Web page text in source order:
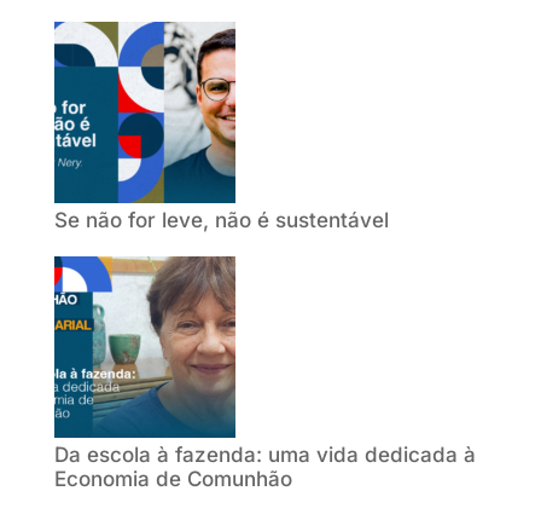
Se não for leve, não é sustentável
Da escola à fazenda: uma vida dedicada à
Economia de Comunhão